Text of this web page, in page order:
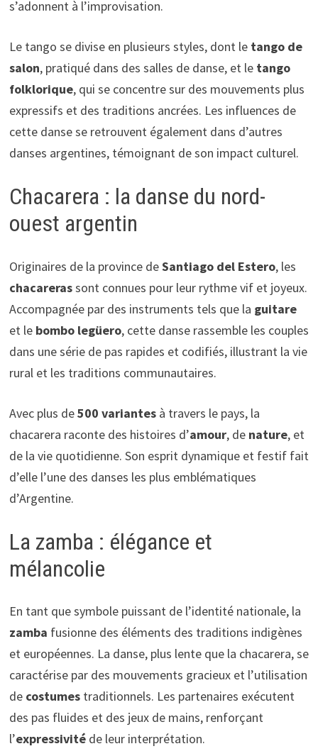
s’adonnent à l’improvisation.
Le tango se divise en plusieurs styles, dont le tango de
salon, pratiqué dans des salles de danse, et le tango
folklorique, qui se concentre sur des mouvements plus
expressifs et des traditions ancrées. Les influences de
cette danse se retrouvent également dans d’autres
danses argentines, témoignant de son impact culturel.
Chacarera : la danse du nord-
ouest argentin
Originaires de la province deSantiago del Estero, les
chacarerassont connues pour leur rythme vif et joyeux.
Accompagnée par des instruments tels que la guitare
et le bombo legüero, cette danse rassemble les couples
dans une série de pas rapides et codifiés, illustrant la vie
rural et les traditions communautaires.
Avec plus de500 variantesà travers le pays, la
chacarera raconte des histoires d’amour, de nature, et
de la vie quotidienne. Son esprit dynamique et festif fait
d’elle l’une des danses les plus emblématiques
d’Argentine.
La zamba : élégance et
mélancolie
En tant que symbole puissant de l’identité nationale, la
zamba fusionne des éléments des traditions indigènes
et européennes. La danse, plus lente que la chacarera, se
caractérise par des mouvements gracieux et l’utilisation
de costumestraditionnels. Les partenaires exécutent
des pas fluides et des jeux de mains, renforçant
l’expressivitéde leur interprétation.